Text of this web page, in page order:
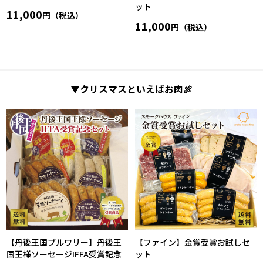
11,000円（税込）
ット
11,000円（税込）
▼クリスマスといえばお肉🍖
【丹後王国ブルワリー】丹後王
国王様ソーセージIFFA受賞記念
【ファイン】金賞受賞お試しセ
ット